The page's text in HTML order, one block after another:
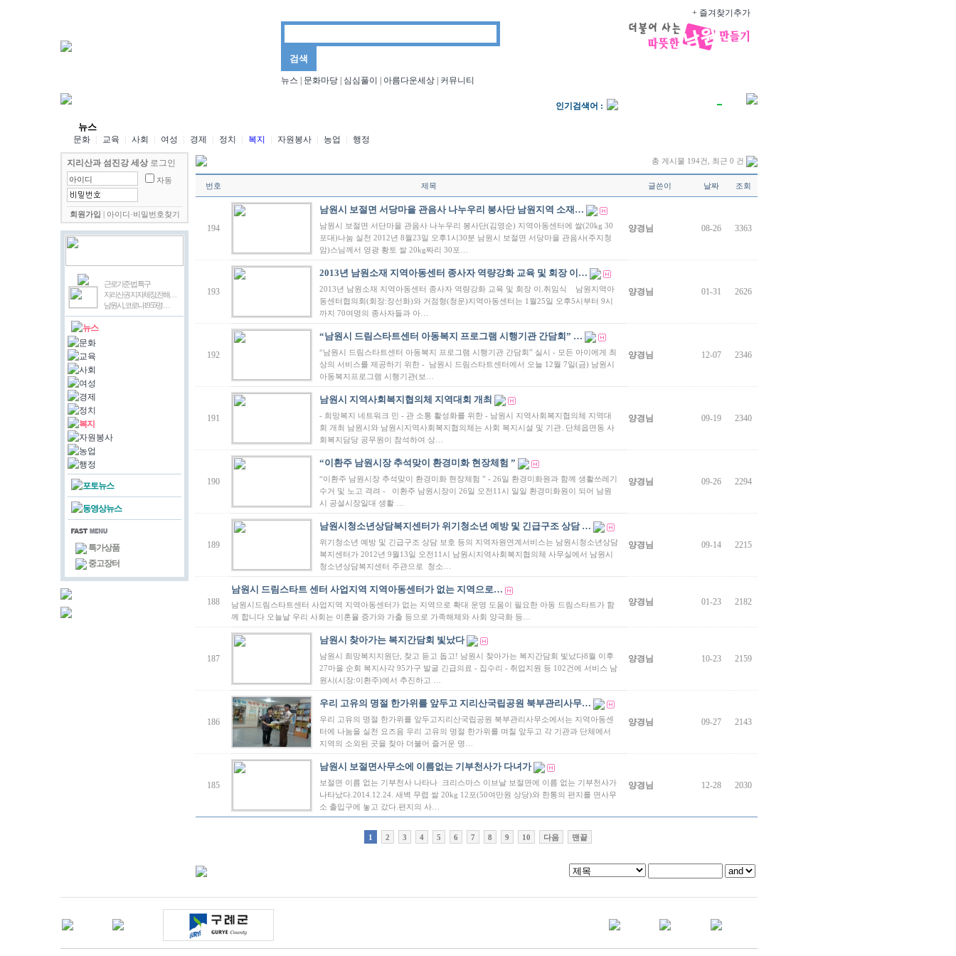
뉴스 문화마당 심심풀이 아름다운세상 커뮤니티
+ 즐겨찾기추가
2
남원
김삼의당
인기검색어 :
뉴스
문화 교육 사회 여성 경제 정치 복지 자원봉사 농업 행정
지리산과 섬진강 세상로그인
자동
회원가입 아이디·비밀번호찾기
근로기준 법 특구
지리산권 지자체장,전해…
남원시, 코로나19 55명 …
뉴스
문화
교육
사회
여성
경제
정치
복지
자원봉사
농업
행정
포토뉴스
동영상뉴스
특가상품
중고장터
총 게시물 194건, 최근 0 건
번호 제목 글쓴이 날짜 조회
194
남원시 보절면 서당마을 관음사 나누우리 봉사단 남원지역 소재…
남원시 보절면 서단마을 관음사 나누우리 봉사단(김영순) 지역아동센터에 쌀(20kg 30
포대)나눔 실천 2012년 8월23일 오후1시30분 남원시 보절면 서당마을 관음사(주지청
암)스님께서 영광 황토 쌀 20kg짜리 30포…
양경님 08-26 3363
193
2013년 남원소재 지역아동센터 종사자 역량강화 교육 및 회장 이…
2013년 남원소재 지역아동센터 종사자 역량강화 교육 및 회장 이.취임식 남원지역아
동센터협의회(회장:장선화)와 거점형(청운)지역아동센터는 1월25일 오후5시부터 9시
까지 70여명의 종사자들과 아…
양경님 01-31 2626
192
“남원시 드림스타트센터 아동복지 프로그램 시행기관 간담회” …
“남원시 드림스타트센터 아동복지 프로그램 시행기관 간담회” 실시 - 모든 아이에게 최
상의 서비스를 제공하기 위한 - 남원시 드림스타트센터에서 오늘 12월 7일(금) 남원시
아동복지프로그램 시행기관(보…
양경님 12-07 2346
191
남원시 지역사회복지협의체 지역대회 개최
- 희망복지 네트워크 민 - 관 소통 활성화를 위한 - 남원시 지역사회복지협의체 지역대
회 개최 남원시와 남원시지역사회복지협의체는 사회 복지시설 및 기관․단체읍면동 사
회복지담당 공무원이 참석하여 상…
양경님 09-19 2340
190
“이환주 남원시장 추석맞이 환경미화 현장체험 ”
“이환주 남원시장 추석맞이 환경미화 현장체험 ” - 26일 환경미화원과 함께 생활쓰레기
수거 및 노고 격려 - 이환주 남원시장이 26일 오전11시 일일 환경미화원이 되어 남원
시 공설시장일대 생활 …
양경님 09-26 2294
189
남원시청소년상담복지센터가 위기청소년 예방 및 긴급구조 상담 …
위기청소년 예방 및 긴급구조 상담 보호 등의 지역자원연계서비스는 남원시청소년상담
복지센터가 2012년 9월13일 오전11시 남원시지역사회복지협의체 사무실에서 남원시
청소년상담복지센터 주관으로 청소…
양경님 09-14 2215
188
남원시 드림스타트 센터 사업지역 지역아동센터가 없는 지역으로…
남원시드림스타트센터 사업지역 지역아동센터가 없는 지역으로 확대 운영 도움이 필요한 아동 드림스타트가 함
께 합니다 오늘날 우리 사회는 이혼율 증가와 가출 등으로 가족해체와 사회 양극화 등…
양경님 01-23 2182
187
남원시 찾아가는 복지간담회 빛났다
남원시 희망복지지원단, 찾고 듣고 돕고! 남원시 찾아가는 복지간담회 빛났다8월 이후
27마을 순회 복지사각 95가구 발굴 긴급의료 - 집수리 - 취업지원 등 102건에 서비스 남
원시(시장:이환주)에서 추진하고 …
양경님 10-23 2159
186
우리 고유의 명절 한가위를 앞두고 지리산국립공원 북부관리사무…
우리 고유의 명절 한가위를 앞두고지리산국립공원 북부관리사무소에서는 지역아동센
터에 나눔을 실천 요즈음 우리 고유의 명절 한가위를 며칠 앞두고 각 기관과 단체에서
지역의 소외된 곳을 찾아 더불어 즐거운 명…
양경님 09-27 2143
185
남원시 보절면사무소에 이름없는 기부천사가 다녀가
보절면 이름 없는 기부천사 나타나 크리스마스 이브날 보절면에 이름 없는 기부천사가
나타났다.2014.12.24. 새벽 무렵 쌀 20kg 12포(50여만원 상당)와 한통의 편지를 면사무
소 출입구에 놓고 갔다.편지의 사…
양경님 12-28 2030
1 2 3 4 5 6 7 8 9 10 다음 맨끝